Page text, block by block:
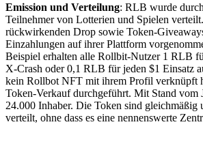
Emission und Verteilung: RLB wurde
Teilnehmer von Lotterien und Spielen
rückwirkenden Drop sowie Token-
Einzahlungen auf ihrer Plattform
Beispiel erhalten alle Rollbit-Nutzer 1 RLB
X-Crash oder 0,1 RLB für jeden $1 Einsatz
kein Rollbot NFT mit ihrem Profil verknüpft
Token-Verkauf durchgeführt. Mit Stand vom
24.000 Inhaber. Die Token sind gleichmäßig
verteilt, ohne dass es eine nennenswerte